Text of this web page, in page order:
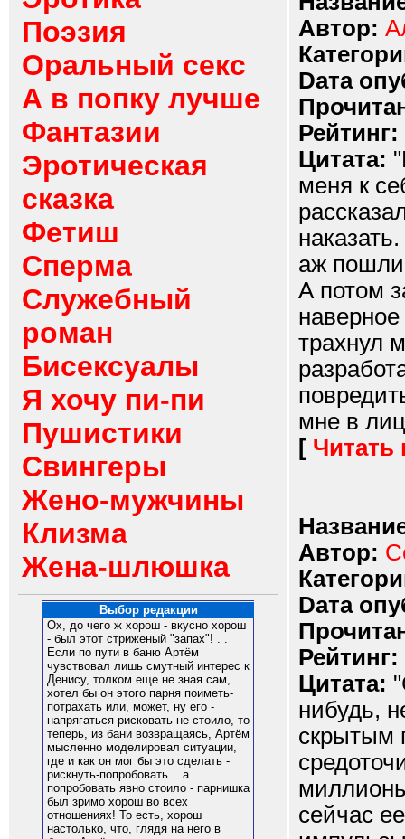
Поэзия
Оральный секс
А в попку лучше
Фантазии
Эротическая
сказка
Фетиш
Сперма
Служебный
роман
Бисексуалы
Я хочу пи-пи
Пушистики
Свингеры
Жено-мужчины
Клизма
Жена-шлюшка
Выбор редакции
Ох, до чего ж хорош - вкусно хорош
- был этот стриженый "запах"! . .
Если по пути в баню Артём
чувствовал лишь смутный интерес к
Денису, толком еще не зная сам,
хотел бы он этого парня поиметь-
потрахать или, может, ну его -
напрягаться-рисковать не стоило, то
теперь, из бани возвращаясь, Артём
мысленно моделировал ситуации,
где и как он мог бы это сделать -
рискнуть-попробовать... а
попробовать явно стоило - парнишка
был зримо хорош во всех
отношениях! То есть, хорош
настолько, что, глядя на него в
Автор:
Dата
Рейтинг:
Цитата:
меня к
аж пошли
А потом
трахнул
мне в
[ Читать
Автор:
Dата
Рейтинг:
Цитата:
нибудь,
скрытым
сейчас